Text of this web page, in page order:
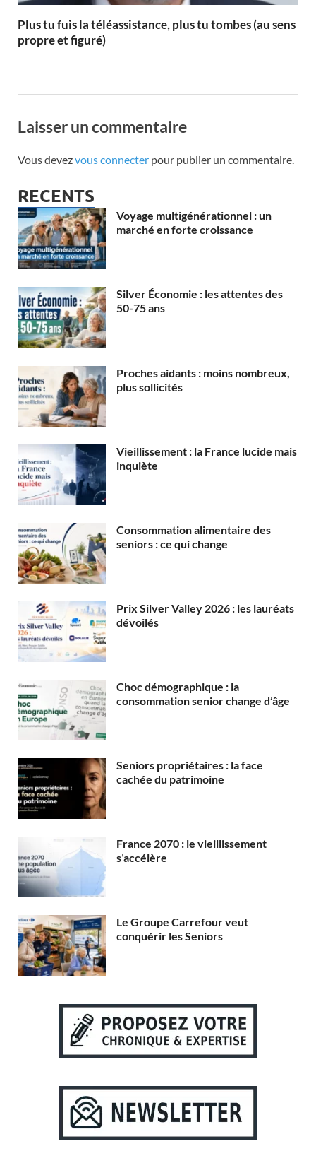
Plus tu fuis la téléassistance, plus tu tombes (au sens
propre et figuré)
Laisser un commentaire
Vous devezvous connecter pour publier un commentaire.
RECENTS
Voyage multigénérationnel : un
marché en forte croissance
Silver Économie : les attentes des
50-75 ans
Proches aidants : moins nombreux,
plus sollicités
Vieillissement : la France lucide mais
inquiète
Consommation alimentaire des
seniors : ce qui change
Prix Silver Valley 2026 : les lauréats
dévoilés
Choc démographique : la
consommation senior change d’âge
Seniors propriétaires : la face
cachée du patrimoine
France 2070 : le vieillissement
s’accélère
Le Groupe Carrefour veut
conquérir les Seniors